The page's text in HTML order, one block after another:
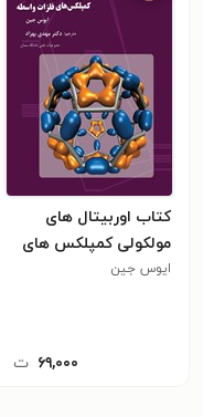
کتاب اوربیتال های
مولکولی کمپلکس های
فلزات واسطه
ایوس جین
۶۹,۰۰۰ ت